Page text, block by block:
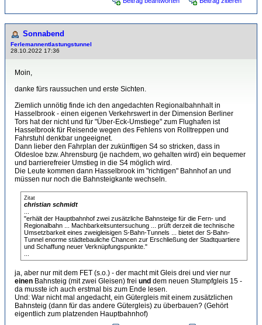
Sonnabend
Ferlemannentlastungstunnel
28.10.2022 17:36
Moin,
danke fürs raussuchen und erste Sichten.
Ziemlich unnötig finde ich den angedachten Regionalbahnhalt in
Hasselbrook - einen eigenen Verkehrswert in der Dimension Berliner
Tors hat der nicht und für "Über-Eck-Umstiege" zum Flughafen ist
Hasselbrook für Reisende wegen des Fehlens von Rolltreppen und
Fahrstuhl denkbar ungeeignet.
Dann lieber den Fahrplan der zukünftigen S4 so stricken, dass in
Oldesloe bzw. Ahrensburg (je nachdem, wo gehalten wird) ein bequemer
und barrierefreier Umstieg in die S4 möglich wird.
Die Leute kommen dann Hasselbrook im "richtigen" Bahnhof an und
müssen nur noch die Bahnsteigkante wechseln.
Zitat
christian schmidt
"erhält der Hauptbahnhof zwei zusätzliche Bahnsteige für die Fern- und
Regionalbahn ... Machbarkeitsuntersuchung ... prüft derzeit die technische
Umsetzbarkeit eines zweigleisigen S-Bahn-Tunnels ... bietet der S-Bahn-
Tunnel enorme städtebauliche Chancen zur Erschließung der Stadtquartiere
und Schaffung neuer Verknüpfungspunkte."
ja, aber nur mit dem FET (s.o.) - der macht mit Gleis drei und vier nur
einen Bahnsteig (mit zwei Gleisen) frei und dem neuen Stumpfgleis 15 -
da musste ich auch erstmal bis zum Ende lesen.
Und: War nicht mal angedacht, ein Gütergleis mit einem zusätzlichen
Bahnsteig (dann für das andere Gütergleis) zu überbauen? (Gehört
eigentlich zum platzenden Hauptbahnhof)